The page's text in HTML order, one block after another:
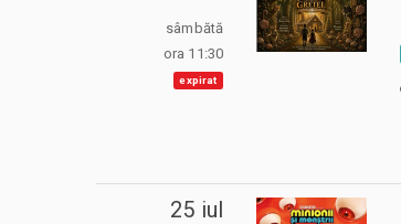
sâmbătă
ora 11:30
expirat
25 iul